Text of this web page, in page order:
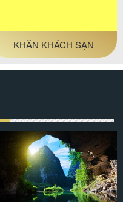
KHĂN KHÁCH SẠN